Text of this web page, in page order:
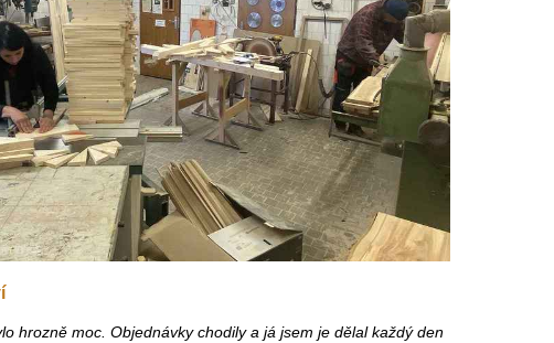
hrozně moc. Objednávky chodily a já jsem je dělal každý den